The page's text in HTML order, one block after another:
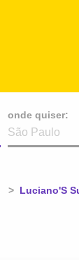
onde quiser:
Atual:
Luciano'S